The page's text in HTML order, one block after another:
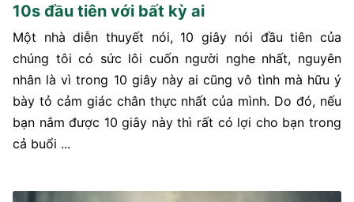
10s đầu tiên với bất kỳ ai
Một nhà diễn thuyết nói, 10 giây nói đầu tiên của
chúng tôi có sức lôi cuốn người nghe nhất, nguyên
nhân là vì trong 10 giây này ai cũng vô tình mà hữu ý
bày tỏ cảm giác chân thực nhất của mình. Do đó, nếu
bạn nắm được 10 giây này thì rất có lợi cho bạn trong
cả buổi ...